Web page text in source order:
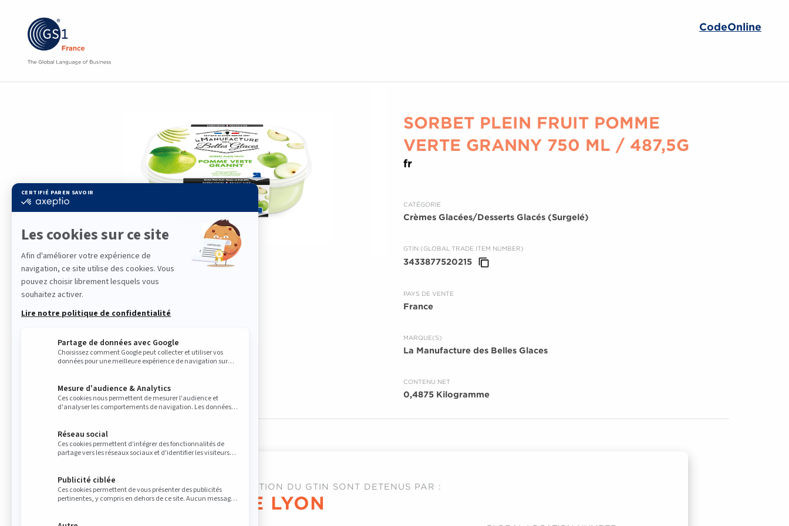
CodeOnline
SORBET PLEIN FRUIT POMME
VERTE GRANNY 750 ML / 487,5G
fr
CATÉGORIE
Crèmes Glacées/Desserts Glacés (Surgelé)
GTIN (GLOBAL TRADE ITEM NUMBER)
3433877520215
PAYS DE VENTE
France
MARQUE(S)
La Manufacture des Belles Glaces
CONTENU NET
0,4875 Kilogramme
LES DROITS D'UTILISATION DU GTIN SONT DETENUS PAR :
GLACES DE LYON